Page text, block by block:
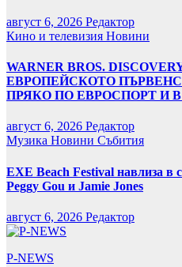
август 6, 2026 Редактор
Кино и телевизия Новини
WARNER BROS.
ЕВРОПЕЙСКОТО
ПРЯКО ПО ЕВРОСПОРТ И
август 6, 2026 Редактор
Музика Новини Събития
EXE Beach Festival навлиза
Peggy Gou и Jamie Jones
август 6, 2026 Редактор
P-NEWS